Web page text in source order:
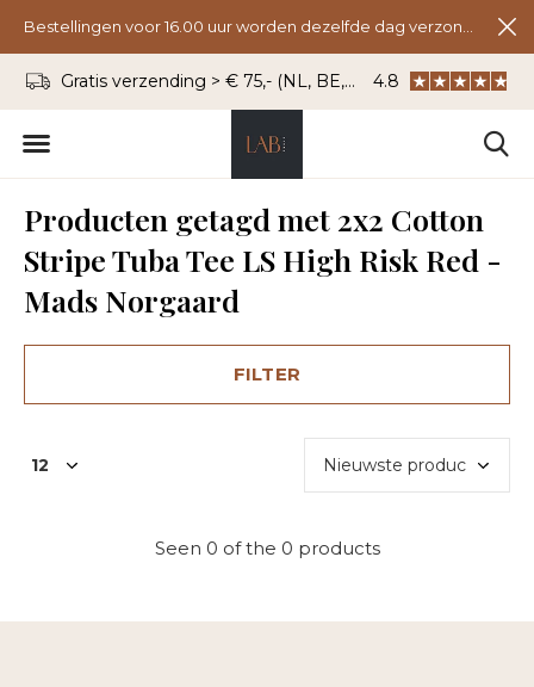
Gratis verzending > € 75,- (NL, BE, DU) WhatsApp: 06 -
4.8
Producten getagd met 2x2 Cotton
Stripe Tuba Tee LS High Risk Red -
Mads Norgaard
FILTER
Seen 0 of the 0 products